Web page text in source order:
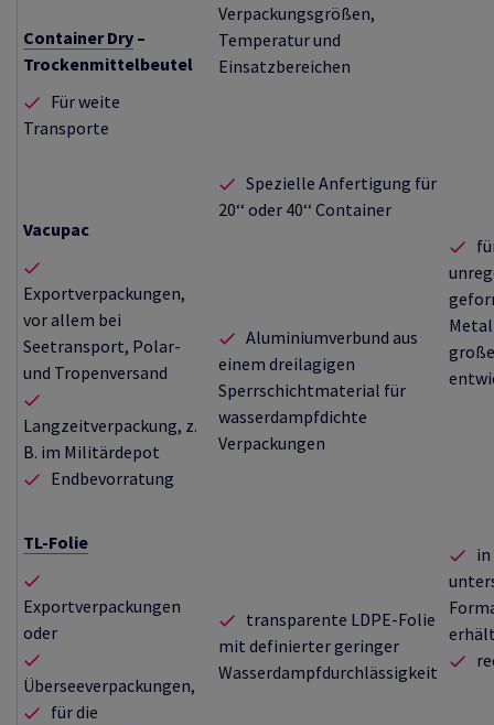
Container Dry –
Trockenmittelbeutel
Für weite
Transporte
Vacupac
Exportverpackungen,
vor allem bei
Seetransport, Polar-
und Tropenversand
Langzeitverpackung, z.
B. im Militärdepot
Endbevorratung
TL-Folie
Exportverpackungen
oder
Überseeverpackungen,
für die
Verpackungsgrößen,
Temperatur und
Einsatzbereichen
Spezielle Anfertigung für
20‘‘ oder 40‘‘ Container
Aluminiumverbund aus
einem dreilagigen
Sperrschichtmaterial für
wasserdampfdichte
Verpackungen
transparente LDPE-Folie
mit definierter geringer
Wasserdampfdurchlässigkeit
in